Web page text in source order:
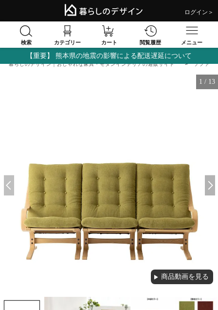
ログイン＞
検索 カテゴリー カート 閲覧履歴 メニュー
【重要】 熊本県の地震の影響による配送遅延について
暮らしのデザイン｜おしゃれな家具・モダンインテリアの通販サイト ソファ
1 / 13
▶ 商品動画を見る